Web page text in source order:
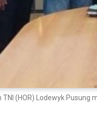
TNI (HOR) Lodewyk